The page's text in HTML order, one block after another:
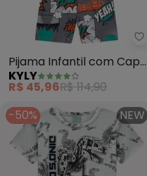
Pijama Infantil com Capa
Menino (Mescla)
KYLY
R$ 45,96R$ 114,90
-50%
NEW